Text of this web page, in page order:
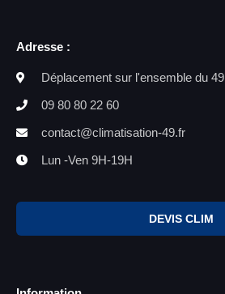
Adresse :
Déplacement sur l'ensemble du 49
09 80 80 22 60
contact@climatisation-49.fr
Lun -Ven 9H-19H
DEVIS CLIM